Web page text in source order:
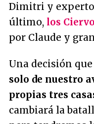
Dimitri y
último, los
por Claude y
Una decisión que
solo de nuestro
propias tres
cambiará la